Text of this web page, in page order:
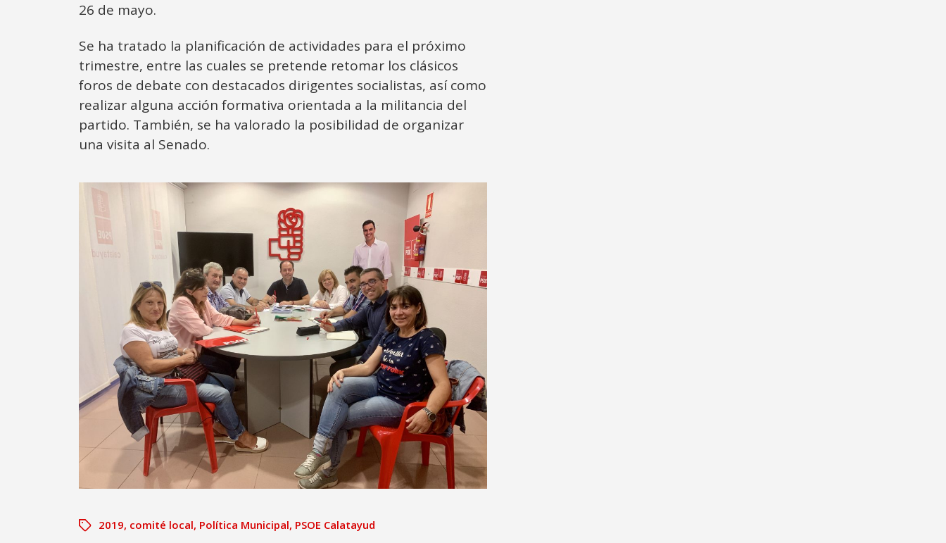
26 de mayo.
Se ha tratado la planificación de actividades para el próximo
trimestre, entre las cuales se pretende retomar los clásicos
foros de debate con destacados dirigentes socialistas, así como
realizar alguna acción formativa orientada a la militancia del
partido. También, se ha valorado la posibilidad de organizar
una visita al Senado.
2019, comité local, Política Municipal, PSOE Calatayud